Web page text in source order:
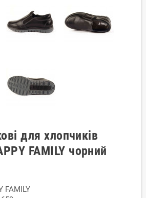
для хлопчиків
FAMILY чорний
FAMILY